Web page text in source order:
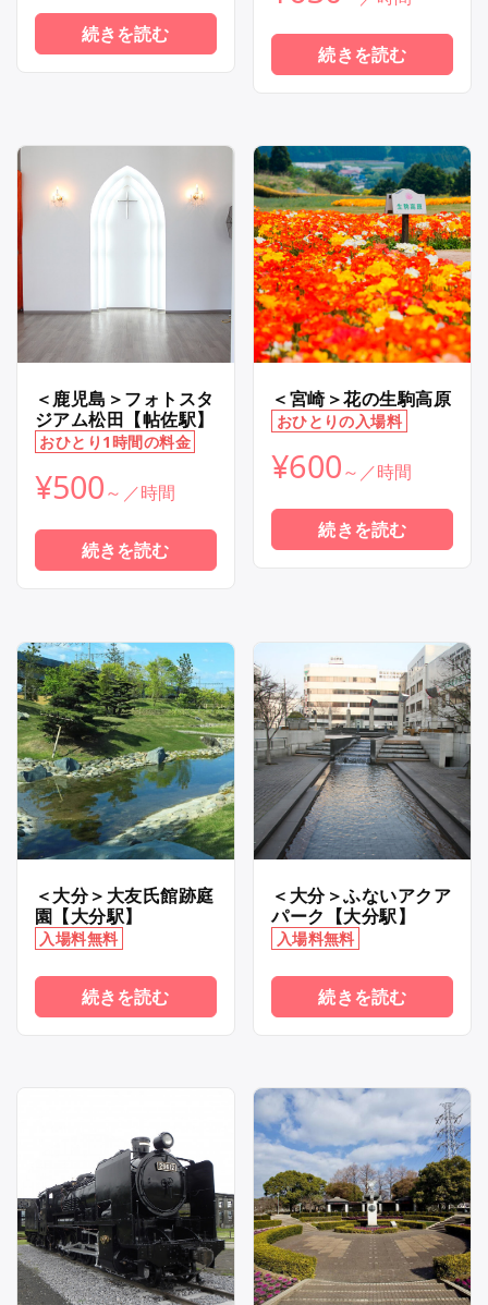
続きを読む
続きを読む
＜鹿児島＞フォトスタ
ジアム松田【帖佐駅】
おひとり1時間の料金
¥500
続きを読む
＜宮崎＞花の生駒高原
おひとりの入場料
¥600
続きを読む
＜大分＞大友氏館跡庭
園【大分駅】
入場料無料
続きを読む
＜大分＞ふないアクア
パーク【大分駅】
入場料無料
続きを読む